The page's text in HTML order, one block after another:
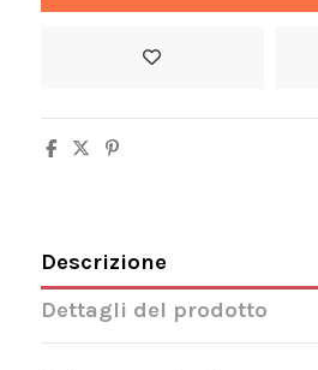
Descrizione
Dettagli del prodotto